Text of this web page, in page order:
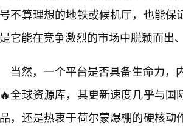
不算理想的地铁或候机厅，也能
它能在竞争激烈的市场中脱颖而出
当然，一个平台是否具备生命力
全球资源库，其更新速度几乎与
，还是热衷于荷尔蒙爆棚的硬核